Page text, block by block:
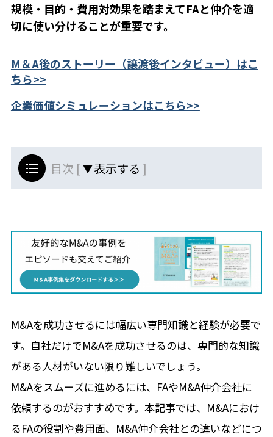
規模・目的・費用対効果を踏まえてFAと仲介を適
切に使い分けることが重要です。
M＆A後のストーリー（譲渡後インタビュー）はこ
ちら>>
企業価値シミュレーションはこちら>>
目次 [ ]
M&Aを成功させるには幅広い専門知識と経験が必要で
す。自社だけでM&Aを成功させるのは、専門的な知識
がある人材がいない限り難しいでしょう。
M&Aをスムーズに進めるには、FAやM&A仲介会社に
依頼するのがおすすめです。本記事では、M&Aにおけ
るFAの役割や費用面、M&A仲介会社との違いなどにつ